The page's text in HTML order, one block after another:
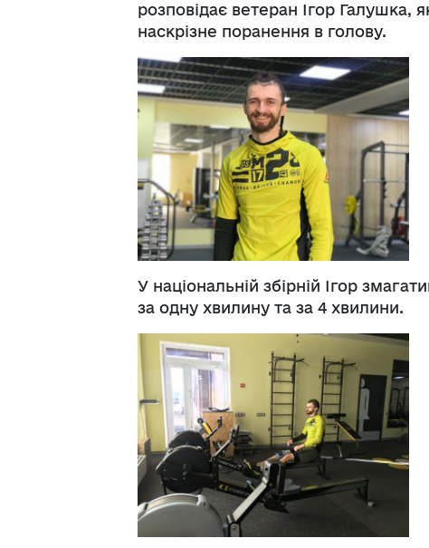
розповідає ветеран Ігор Галушка,
наскрізне поранення в голову.
У національній збірній Ігор
за одну хвилину та за 4 хвилини.